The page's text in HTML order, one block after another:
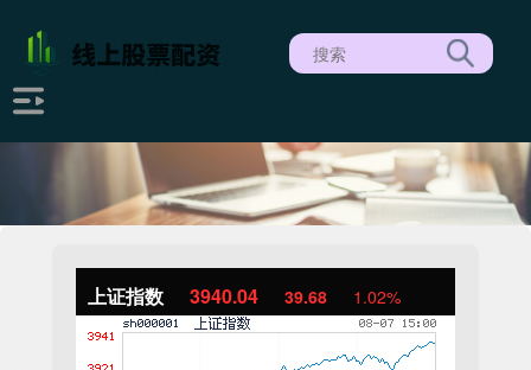
上证指数 3940.04 39.68 1.02%